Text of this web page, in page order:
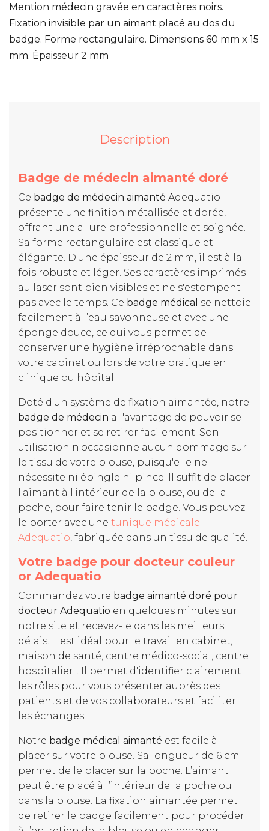
Mention médecin gravée en caractères noirs.
Fixation invisible par un aimant placé au dos du
badge. Forme rectangulaire. Dimensions 60 mm x 15
mm. Épaisseur 2 mm
Description
Badge de médecin aimanté doré
Ce badge de médecin aimanté Adequatio
présente une finition métallisée et dorée,
offrant une allure professionnelle et soignée.
Sa forme rectangulaire est classique et
élégante. D'une épaisseur de 2 mm, il est à la
fois robuste et léger. Ses caractères imprimés
au laser sont bien visibles et ne s'estompent
pas avec le temps. Ce badge médical se nettoie
facilement à l’eau savonneuse et avec une
éponge douce, ce qui vous permet de
conserver une hygiène irréprochable dans
votre cabinet ou lors de votre pratique en
clinique ou hôpital.
Doté d'un système de fixation aimantée, notre
badge de médecin a l'avantage de pouvoir se
positionner et se retirer facilement. Son
utilisation n'occasionne aucun dommage sur
le tissu de votre blouse, puisqu'elle ne
nécessite ni épingle ni pince. Il suffit de placer
l'aimant à l'intérieur de la blouse, ou de la
poche, pour faire tenir le badge. Vous pouvez
le porter avec une tunique médicale
Adequatio, fabriquée dans un tissu de qualité.
Votre badge pour docteur couleur
or Adequatio
Commandez votre badge aimanté doré pour
docteur Adequatio en quelques minutes sur
notre site et recevez-le dans les meilleurs
délais. Il est idéal pour le travail en cabinet,
maison de santé, centre médico-social, centre
hospitalier... Il permet d'identifier clairement
les rôles pour vous présenter auprès des
patients et de vos collaborateurs et faciliter
les échanges.
Notre badge médical aimanté est facile à
placer sur votre blouse. Sa longueur de 6 cm
permet de le placer sur la poche. L’aimant
peut être placé à l’intérieur de la poche ou
dans la blouse. La fixation aimantée permet
de retirer le badge facilement pour procéder